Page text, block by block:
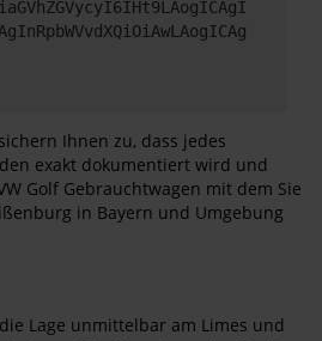
Ihnen zu, dass jedes
exakt dokumentiert wird und
Golf Gebrauchtwagen mit dem Sie
in Bayern und Umgebung
Lage unmittelbar am Limes und